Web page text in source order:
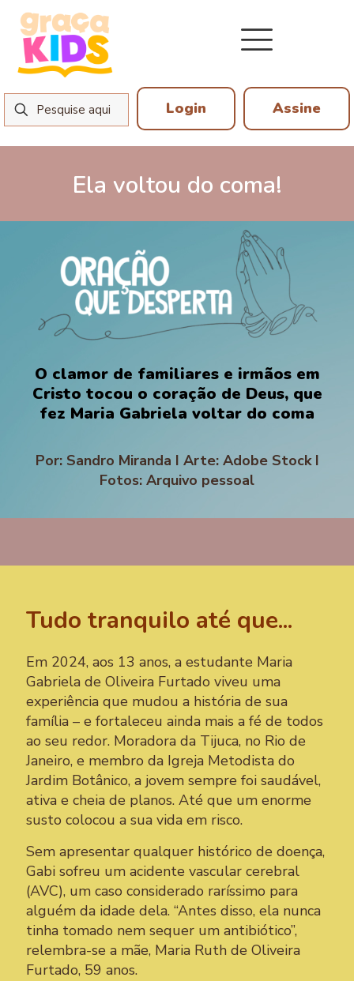
Login Assine
Ela voltou do coma!
19 de março de 2026
O clamor de familiares e irmãos em
Cristo tocou o coração de Deus, que
fez Maria Gabriela voltar do coma
Por: Sandro Miranda I Arte: Adobe Stock I
Fotos: Arquivo pessoal
Tudo tranquilo até que...
Em 2024, aos 13 anos, a estudante Maria
Gabriela de Oliveira Furtado viveu uma
experiência que mudou a história de sua
família – e fortaleceu ainda mais a fé de todos
ao seu redor. Moradora da Tijuca, no Rio de
Janeiro, e membro da Igreja Metodista do
Jardim Botânico, a jovem sempre foi saudável,
ativa e cheia de planos. Até que um enorme
susto colocou a sua vida em risco.
Sem apresentar qualquer histórico de doença,
Gabi sofreu um acidente vascular cerebral
(AVC), um caso considerado raríssimo para
alguém da idade dela. “Antes disso, ela nunca
tinha tomado nem sequer um antibiótico”,
relembra-se a mãe, Maria Ruth de Oliveira
Furtado, 59 anos.